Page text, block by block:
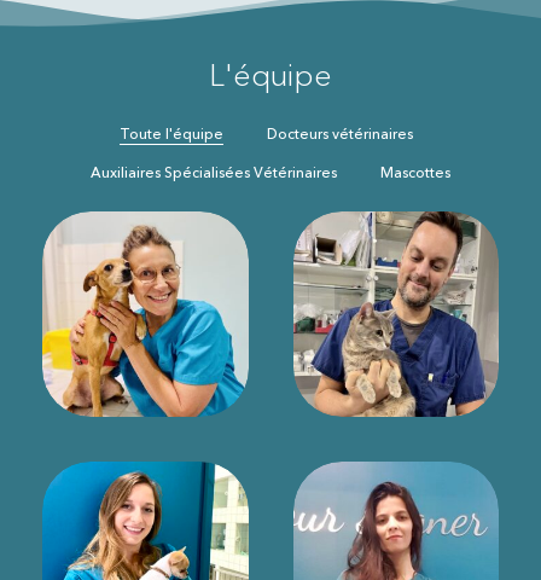
L'équipe
Toute l'équipe Docteurs vétérinaires
Auxiliaires Spécialisées Vétérinaires Mascottes